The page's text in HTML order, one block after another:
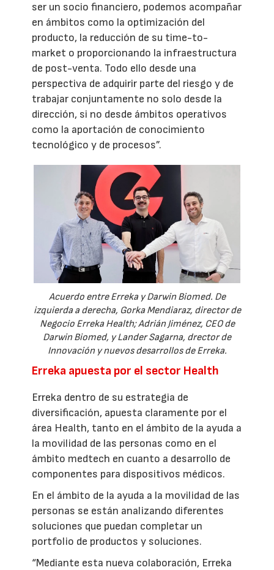
ser un socio financiero, podemos acompañar
en ámbitos como la optimización del
producto, la reducción de su time-to-
market o proporcionando la infraestructura
de post-venta. Todo ello desde una
perspectiva de adquirir parte del riesgo y de
trabajar conjuntamente no solo desde la
dirección, si no desde ámbitos operativos
como la aportación de conocimiento
tecnológico y de procesos”.
Acuerdo entre Erreka y Darwin Biomed. De
izquierda a derecha, Gorka Mendiaraz, director de
Negocio Erreka Health; Adrián Jiménez, CEO de
Darwin Biomed, y Lander Sagarna, drector de
Innovación y nuevos desarrollos de Erreka.
Erreka apuesta por el sector Health
Erreka dentro de su estrategia de
diversificación, apuesta claramente por el
área Health, tanto en el ámbito de la ayuda a
la movilidad de las personas como en el
ámbito medtech en cuanto a desarrollo de
componentes para dispositivos médicos.
En el ámbito de la ayuda a la movilidad de las
personas se están analizando diferentes
soluciones que puedan completar un
portfolio de productos y soluciones.
“Mediante esta nueva colaboración, Erreka